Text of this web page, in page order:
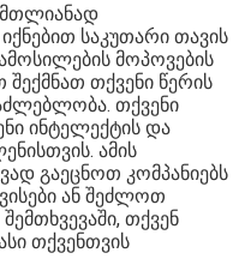
მთლიანად
საკუთარი თავის
მოპოვების
შექმნათ თქვენი წერის
თქვენი
ინტელექტის და
ამის
გაეცნოთ კომპანიებს
ან შეძლოთ
თქვენ
თქვენთვის